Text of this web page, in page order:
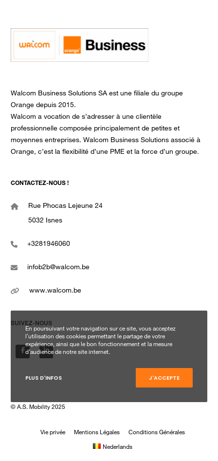
Walcom Business Solutions SA est une filiale du groupe
Orange depuis 2015.
Walcom a vocation de s’adresser à une clientèle
professionnelle composée principalement de petites et
moyennes entreprises. Walcom Business Solutions associé à
Orange, c’est la flexibilité d’une PME et la force d’un groupe.
CONTACTEZ-NOUS !
Rue Phocas Lejeune 24
5032 Isnes
+3281946060
infob2b@walcom.be
www.walcom.be
SUIVEZ-NOUS
© A.S. Mobility 2025
Vie privée Mentions Légales Conditions Générales
Nederlands
En poursuivant votre navigation sur ce site, vous acceptez
l’utilisation des cookies permettant le partage de votre
expérience, ainsi que le bon fonctionnement et la mesure
d’audience de notre site internet.
PLUS D'INFOS J'ACCEPTE